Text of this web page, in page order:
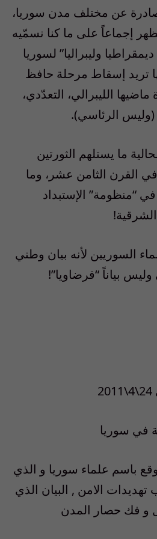
عن مختلف مدن سوريا،
إجماعاً على ما كنا نسمّيه
وليبراليا” لسوريا
تريد إسقاط مرحلة حافظ
ماضيها الليبرالي، التعدّدي،
(وليس الرئاسي).
ما يستلهم الثورتين
في القرن الثامن عشر، وما
يستلهم ثورات ١٩٨٩ في “منظومة” الإستبداد
السوريين لأنه بيان وطني
بياناً “قرضاويا”!
في سوريا
باسم علماء سوريا و الذي
الامن , البيان الذي
و فك حصار المدن